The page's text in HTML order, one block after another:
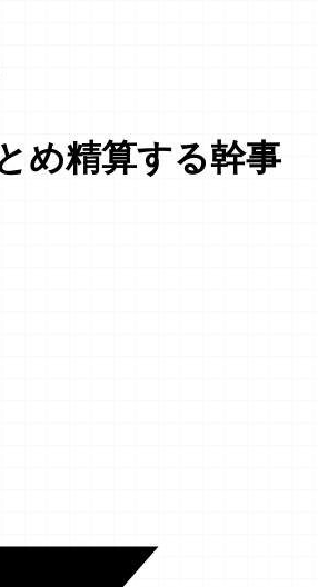
め精算する幹事